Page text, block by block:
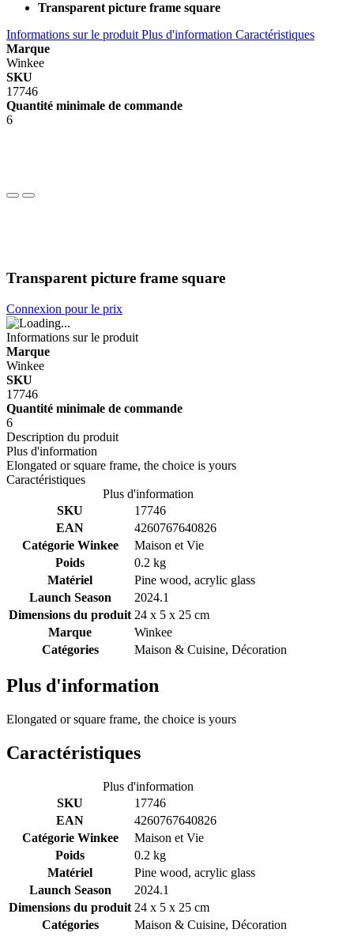
Transparent picture frame square
Informations sur le produit Plus d'information Caractéristiques
Marque
Winkee
SKU
17746
Quantité minimale de commande
6
Transparent picture frame square
Connexion pour le prix
Informations sur le produit
Marque
Winkee
SKU
17746
Quantité minimale de commande
6
Description du produit
Plus d'information
Elongated or square frame, the choice is yours
Caractéristiques
Plus d'information
SKU
17746
EAN
4260767640826
Catégorie Winkee
Maison et Vie
Poids
0.2 kg
Matériel
Pine wood, acrylic glass
Launch Season
2024.1
Dimensions du produit 24 x 5 x 25 cm
Marque
Winkee
Catégories
Maison & Cuisine, Décoration
Plus d'information
Elongated or square frame, the choice is yours
Caractéristiques
Plus d'information
SKU
17746
EAN
4260767640826
Catégorie Winkee
Maison et Vie
Poids
0.2 kg
Matériel
Pine wood, acrylic glass
Launch Season
2024.1
Dimensions du produit 24 x 5 x 25 cm
Catégories
Maison & Cuisine, Décoration